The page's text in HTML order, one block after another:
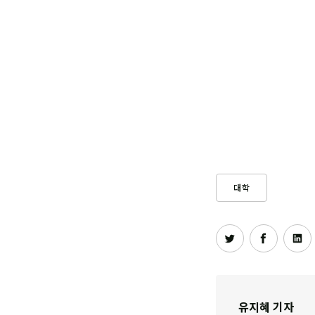
대학
유지혜 기자